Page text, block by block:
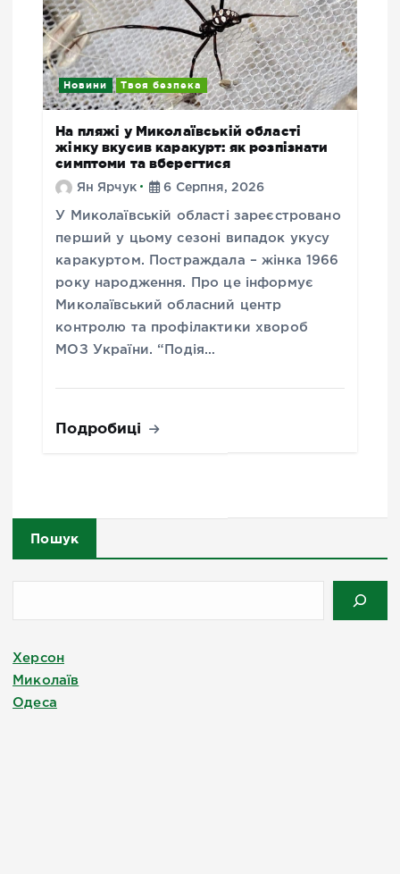
Новини Твоя безпека
На пляжі у Миколаївській області
жінку вкусив каракурт: як розпізнати
симптоми та вберегтися
Ян Ярчук 6 Серпня, 2026
У Миколаївській області зареєстровано
перший у цьому сезоні випадок укусу
каракуртом. Постраждала – жінка 1966
року народження. Про це інформує
Миколаївський обласний центр
контролю та профілактики хвороб
МОЗ України. “Подія…
Подробиці
Пошук
Херсон
Миколаїв
Одеса